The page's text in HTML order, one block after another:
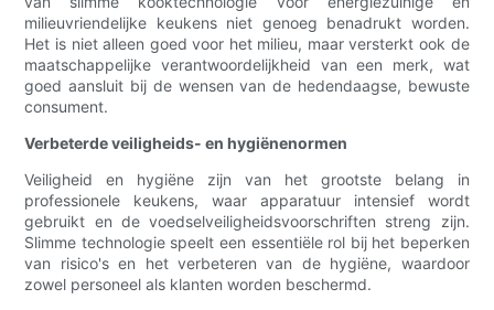
milieuvriendelijke keukens niet genoeg benadrukt worden.
Het is niet alleen goed voor het milieu, maar versterkt ook de
maatschappelijke verantwoordelijkheid van een merk, wat
goed aansluit bij de wensen van de hedendaagse, bewuste
consument.
Verbeterde veiligheids- en hygiënenormen
Veiligheid en hygiëne zijn van het grootste belang in
professionele keukens, waar apparatuur intensief wordt
gebruikt en de voedselveiligheidsvoorschriften streng zijn.
Slimme technologie speelt een essentiële rol bij het beperken
van risico's en het verbeteren van de hygiëne, waardoor
zowel personeel als klanten worden beschermd.